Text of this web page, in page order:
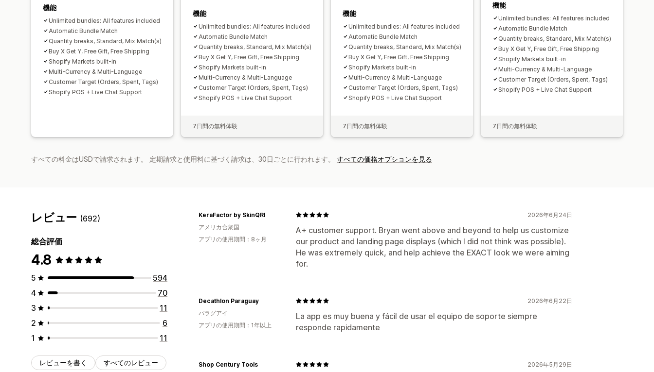
機能
Unlimited bundles: All features included
Automatic Bundle Match
Quantity breaks, Standard, Mix Match(s)
Buy X Get Y, Free Gift, Free Shipping
Shopify Markets built-in
Multi-Currency & Multi-Language
Customer Target (Orders, Spent, Tags)
Shopify POS + Live Chat Support
機能
Unlimited bundles: All features included
Automatic Bundle Match
Quantity breaks, Standard, Mix Match(s)
Buy X Get Y, Free Gift, Free Shipping
Shopify Markets built-in
Multi-Currency & Multi-Language
Customer Target (Orders, Spent, Tags)
Shopify POS + Live Chat Support
7日間の無料体験
機能
Unlimited bundles: All features included
Automatic Bundle Match
Quantity breaks, Standard, Mix Match(s)
Buy X Get Y, Free Gift, Free Shipping
Shopify Markets built-in
Multi-Currency & Multi-Language
Customer Target (Orders, Spent, Tags)
Shopify POS + Live Chat Support
7日間の無料体験
機能
Unlimited bundles: All features included
Automatic Bundle Match
Quantity breaks, Standard, Mix Match(s)
Buy X Get Y, Free Gift, Free Shipping
Shopify Markets built-in
Multi-Currency & Multi-Language
Customer Target (Orders, Spent, Tags)
Shopify POS + Live Chat Support
7日間の無料体験
すべての料金はUSDで請求されます。 定期請求と使用料に基づく請求は、30日ごとに行われます。 すべての価格オプションを見る
レビュー (692)
総合評価
4.8
5
594
4
70
3
11
2
6
1
11
レビューを書く すべてのレビュー
2026年6月24日
A+ customer support. Bryan went above and beyond to help us customize
our product and landing page displays (which I did not think was possible).
He was extremely quick, and help achieve the EXACT look we were aiming
for.
KeraFactor by SkinQRI
アメリカ合衆国
アプリの使用期間：8ヶ月
2026年6月22日
La app es muy buena y fácil de usar el equipo de soporte siempre
responde rapidamente
Decathlon Paraguay
パラグアイ
アプリの使用期間：1年以上
2026年5月29日
Shop Century Tools